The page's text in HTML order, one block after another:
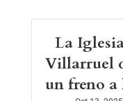
La
Villarruel
un freno a